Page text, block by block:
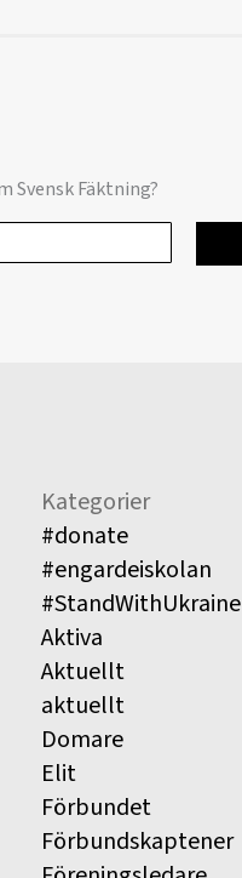
Svensk Fäktning?
Kategorier
#donate
#engardeiskolan
#StandWithUkraine
Aktiva
Aktuellt
aktuellt
Domare
Elit
Förbundet
Förbundskaptener